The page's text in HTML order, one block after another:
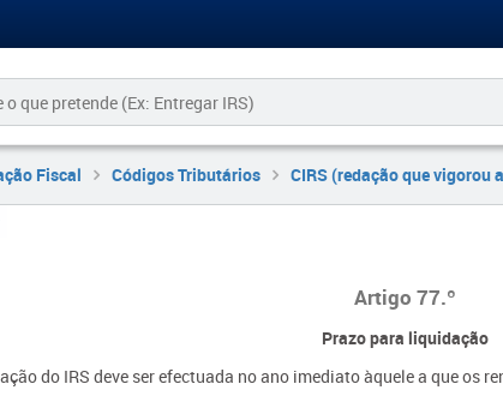
Fiscal Códigos Tributários CIRS (redação que vigorou
Artigo 77.º
Prazo para liquidação
do IRS deve ser efectuada no ano imediato àquele a que os